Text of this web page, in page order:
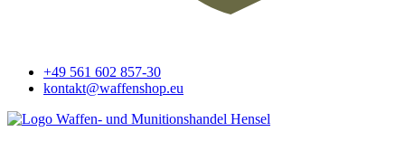
+49 561 602 857-30
kontakt@waffenshop.eu